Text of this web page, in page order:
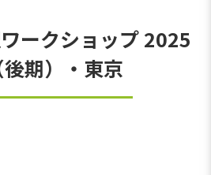
ークショップ 2025
期）・東京